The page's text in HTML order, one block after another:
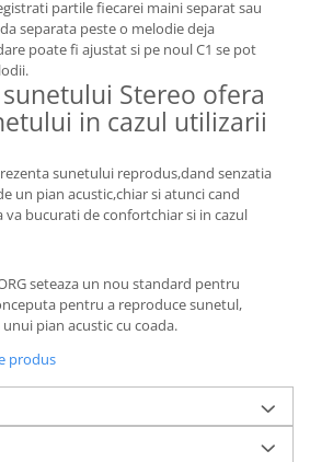
partile fiecarei maini separat sau
separata peste o melodie deja
poate fi ajustat si pe noul C1 se pot
Stereo ofera
in cazul utilizarii
sunetului reprodus,dand senzatia
un pian acustic,chiar si atunci cand
va bucurati de confortchiar si in cazul
seteaza un nou standard pentru
pentru a reproduce sunetul,
pian acustic cu coada.
produs